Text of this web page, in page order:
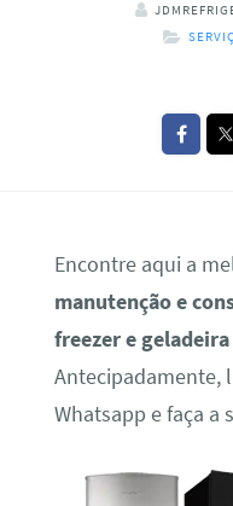
Encontre aqui a
manutenção e
freezer e
Antecipadamente,
Whatsapp e faça a